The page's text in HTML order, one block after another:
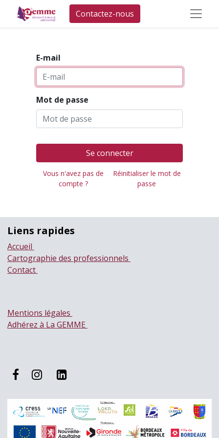
Contactez-nous
E-mail
Mot de passe
Se connecter
Vous n'avez pas de
compte ?
Réinitialiser le mot de
passe
Liens rapides
Accueil
Cartographie des professionnels
Contact
Mentions légales
Adhérez à La GEMME